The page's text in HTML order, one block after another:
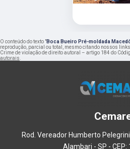
O conteúdo do texto "Boca Bueiro Pré-moldada
reprodução, parcial ou total, mesmo citando nossos
Crime de violação de direito autoral – artigo 184 do
autorais.
Rod. Vereador Humberto
Alambari - SP - CEP: